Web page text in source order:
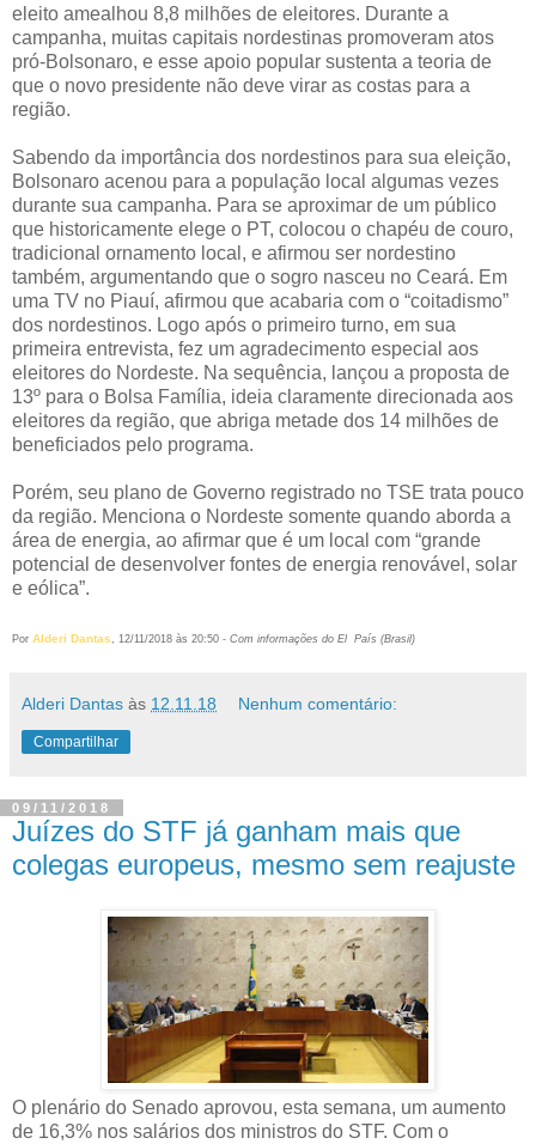
eleito amealhou 8,8 milhões de eleitores. Durante a
campanha, muitas capitais nordestinas promoveram atos
pró-Bolsonaro, e esse apoio popular sustenta a teoria de
que o novo presidente não deve virar as costas para a
região.
Sabendo da importância dos nordestinos para sua eleição,
Bolsonaro acenou para a população local algumas vezes
durante sua campanha. Para se aproximar de um público
que historicamente elege o PT, colocou o chapéu de couro,
tradicional ornamento local, e afirmou ser nordestino
também, argumentando que o sogro nasceu no Ceará. Em
uma TV no Piauí, afirmou que acabaria com o “coitadismo”
dos nordestinos. Logo após o primeiro turno, em sua
primeira entrevista, fez um agradecimento especial aos
eleitores do Nordeste. Na sequência, lançou a proposta de
13º para o Bolsa Família, ideia claramente direcionada aos
eleitores da região, que abriga metade dos 14 milhões de
beneficiados pelo programa.
Porém, seu plano de Governo registrado no TSE trata pouco
da região. Menciona o Nordeste somente quando aborda a
área de energia, ao afirmar que é um local com “grande
potencial de desenvolver fontes de energia renovável, solar
e eólica”.
Por Alderi Dantas , 12/11/2018 às 20:50 - Com informações do El País (Brasil)
Alderi Dantas às 12.11.18 Nenhum comentário:
Compartilhar
09/11/2018
Juízes do STF já ganham mais que
colegas europeus, mesmo sem reajuste
O plenário do Senado aprovou, esta semana, um aumento
de 16,3% nos salários dos ministros do STF. Com o